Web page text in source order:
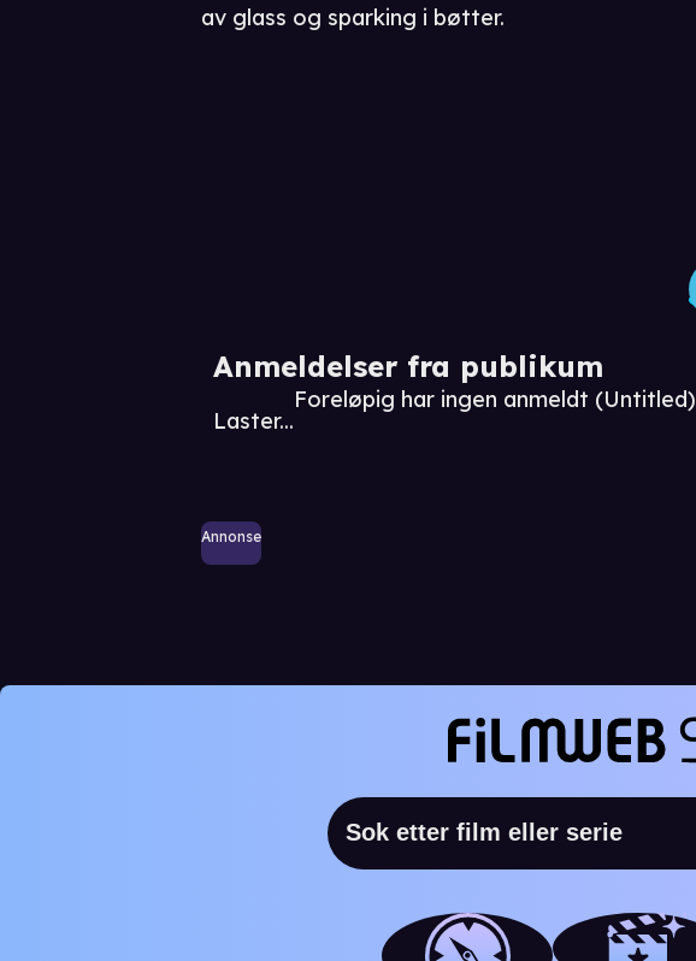
Anmeldelser fra publikum
Laster...
Foreløpig har ingen anmeldt (Untitled)
Annonse
av glass og sparking i bøtter.